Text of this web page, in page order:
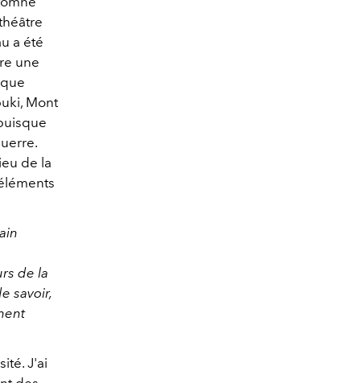
a été
une
Mont
de la
de la
savoir,
J'ai